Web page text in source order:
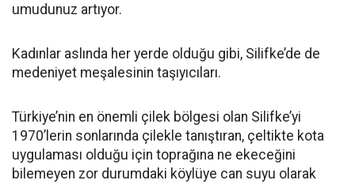
umudunuz artıyor.
Kadınlar aslında her yerde olduğu gibi, Silifke’de de
medeniyet meşalesinin taşıyıcıları.
Türkiye’nin en önemli çilek bölgesi olan Silifke’yi
1970’lerin sonlarında çilekle tanıştıran, çeltikte kota
uygulaması olduğu için toprağına ne ekeceğini
bilemeyen zor durumdaki köylüye can suyu olarak